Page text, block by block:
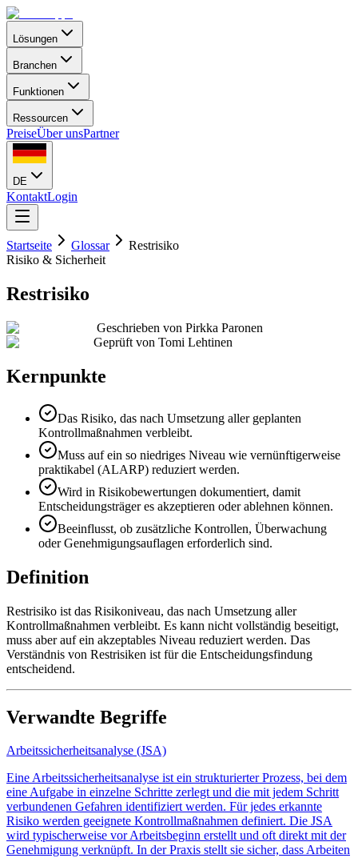
Lösungen
Branchen
Funktionen
Ressourcen
PreiseÜber unsPartner
DE
KontaktLogin
Startseite Glossar
Restrisiko
Risiko & Sicherheit
Restrisiko
Geschrieben von Pirkka Paronen
Geprüft von Tomi Lehtinen
Kernpunkte
Das Risiko, das nach Umsetzung aller geplanten
Kontrollmaßnahmen verbleibt.
Muss auf ein so niedriges Niveau wie vernünftigerweise
praktikabel (ALARP) reduziert werden.
Wird in Risikobewertungen dokumentiert, damit
Entscheidungsträger es akzeptieren oder ablehnen können.
Beeinflusst, ob zusätzliche Kontrollen, Überwachung
oder Genehmigungsauflagen erforderlich sind.
Definition
Restrisiko ist das Risikoniveau, das nach Umsetzung aller
Kontrollmaßnahmen verbleibt. Es kann nicht vollständig beseitigt,
muss aber auf ein akzeptables Niveau reduziert werden. Das
Verständnis von Restrisiken ist für die Entscheidungsfindung
entscheidend.
Verwandte Begriffe
Arbeitssicherheitsanalyse (JSA)
Eine Arbeitssicherheitsanalyse ist ein strukturierter Prozess, bei dem
eine Aufgabe in einzelne Schritte zerlegt und die mit jedem Schritt
verbundenen Gefahren identifiziert werden. Für jedes erkannte
Risiko werden geeignete Kontrollmaßnahmen definiert. Die JSA
wird typischerweise vor Arbeitsbeginn erstellt und oft direkt mit der
Genehmigung verknüpft. In der Praxis stellt sie sicher, dass Arbeiten